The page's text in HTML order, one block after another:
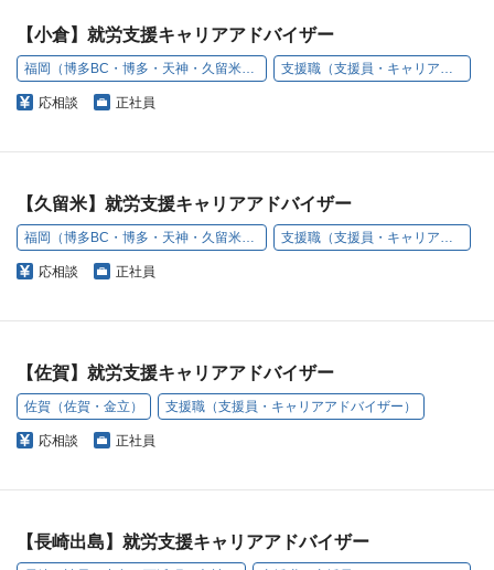
【小倉】就労支援キャリアアドバイザー
福岡（博多BC・博多・天神・久留米・小倉・うきは） 支援職（支援員・キャリアアドバイザー）
応相談 正社員
【久留米】就労支援キャリアアドバイザー
福岡（博多BC・博多・天神・久留米・小倉・うきは） 支援職（支援員・キャリアアドバイザー）
応相談 正社員
【佐賀】就労支援キャリアアドバイザー
佐賀（佐賀・金立） 支援職（支援員・キャリアアドバイザー）
応相談 正社員
【長崎出島】就労支援キャリアアドバイザー